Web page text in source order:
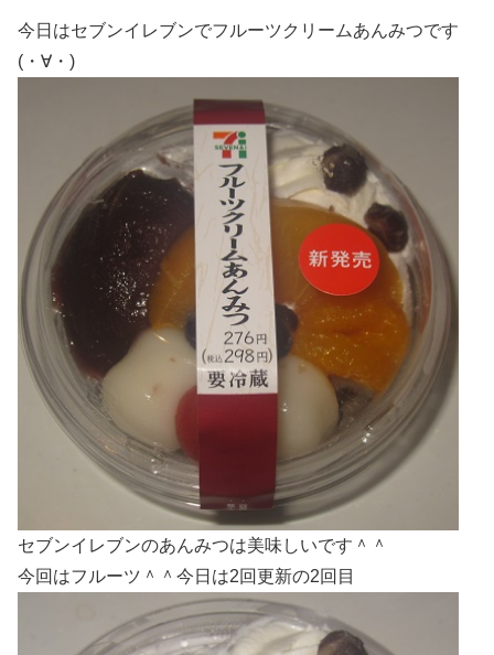
今日はセブンイレブンでフルーツクリームあんみつです
(・∀・)
セブンイレブンのあんみつは美味しいです＾＾
今回はフルーツ＾＾今日は2回更新の2回目